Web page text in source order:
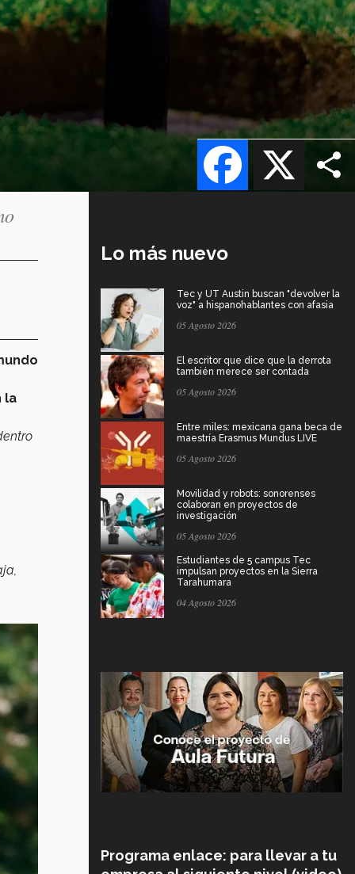
X
Facebook
la
Lo más nuevo
Tec y UT Austin buscan "devolver la
voz" a hispanohablantes con afasia
05 Agosto 2026
El escritor que dice que la derrota
también merece ser contada
05 Agosto 2026
Entre miles: mexicana gana beca de
maestría Erasmus Mundus LIVE
05 Agosto 2026
Movilidad y robots: sonorenses
colaboran en proyectos de
investigación
05 Agosto 2026
Estudiantes de 5 campus Tec
impulsan proyectos en la Sierra
Tarahumara
04 Agosto 2026
Programa enlace: para llevar a tu